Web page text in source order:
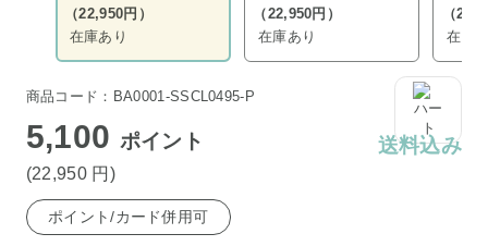
（22,950円）
在庫あり
（22,950円）
在庫あり
（
在庫
商品コード：BA0001-SSCL0495-P
5,100 ポイント
(22,950 円 )
送料込み
ポイント/カード併用可